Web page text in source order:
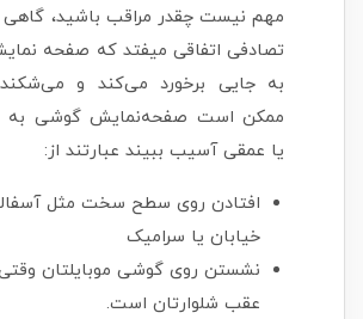
مهم نیست چقدر مراقب باشید، گاهی
تصادفی اتفاقی میفتد که صفحه
به جایی برخورد می‌کند و
ممکن است صفحه‌نمایش گوشی به
یا عمقی آسیب ببیند عبارتند از:
افتادن روی سطح سخت مثل
خیابان یا سرامیک
نشستن روی گوشی موبایلتان
عقب شلوارتان است.